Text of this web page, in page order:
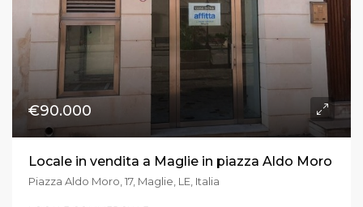
€90.000
Locale in vendita a Maglie in piazza Aldo Moro
Piazza Aldo Moro, 17, Maglie, LE, Italia